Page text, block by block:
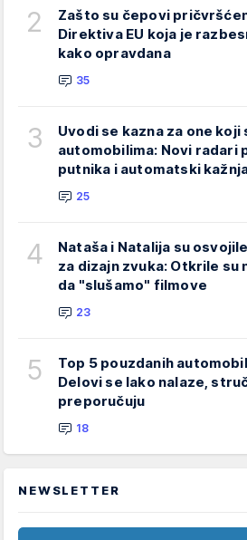
2
Zašto su čepovi
Direktiva EU koja je
kako opravdana
35
3
Uvodi se kazna za one koji
automobilima: Novi radari
putnika i automatski
25
4
Nataša i Natalija su
za dizajn zvuka: Otkrile su
da "slušamo" filmove
23
5
Top 5 pouzdanih
Delovi se lako nalaze,
preporučuju
18
NEWSLETTER